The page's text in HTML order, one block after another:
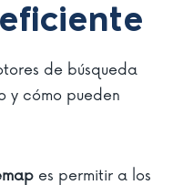
de búsqueda
y cómo pueden
es permitir a los